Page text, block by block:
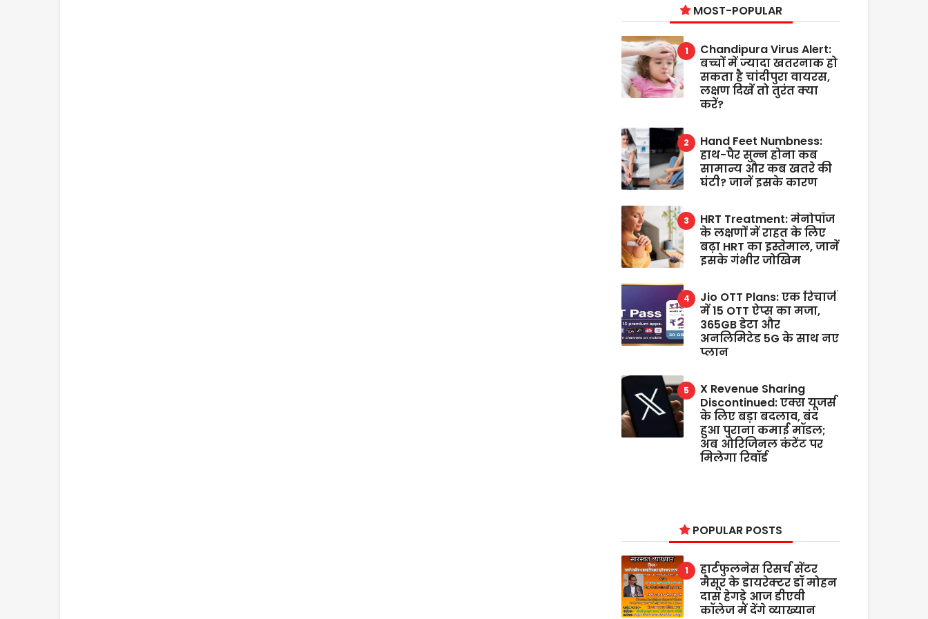
MOST-POPULAR
Chandipura Virus Alert:
बच्चों में ज्यादा खतरनाक हो
सकता है चांदीपुरा वायरस,
लक्षण दिखें तो तुरंत क्या
करें?
Hand Feet Numbness:
हाथ-पैर सुन्न होना कब
सामान्य और कब खतरे की
घंटी? जानें इसके कारण
HRT Treatment: मेनोपॉज
के लक्षणों में राहत के लिए
बढ़ा HRT का इस्तेमाल, जानें
इसके गंभीर जोखिम
Jio OTT Plans: एक रिचार्ज
में 15 OTT ऐप्स का मजा,
365GB डेटा और
अनलिमिटेड 5G के साथ नए
प्लान
X Revenue Sharing
Discontinued: एक्स यूजर्स
के लिए बड़ा बदलाव, बंद
हुआ पुराना कमाई मॉडल;
अब ओरिजिनल कंटेंट पर
मिलेगा रिवॉर्ड
POPULAR POSTS
हार्टफुलनेस रिसर्च सेंटर
मैसूर के डायरेक्टर डॉ मोहन
दास हेगड़े आज डीएवी
कॉलेज में देंगे व्याख्यान